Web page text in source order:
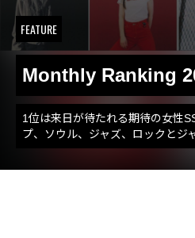
FEATURE
Monthly Ranking
1位は来日が待たれる期待の女性
プ、ソウル、ジャズ、ロックとジ